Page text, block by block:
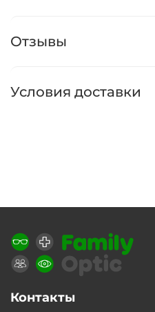
Отзывы
Условия доставки
Контакты